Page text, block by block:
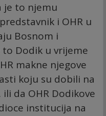
je to njemu
i OHR u
Bosnom i
Dodik u vrijeme
makne njegove
koju su dobili na
da OHR Dodikove
institucija na